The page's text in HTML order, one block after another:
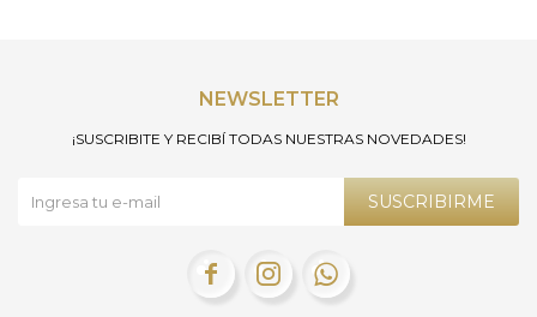
NEWSLETTER
¡SUSCRIBITE Y RECIBÍ TODAS NUESTRAS NOVEDADES!
SUSCRIBIRME
  